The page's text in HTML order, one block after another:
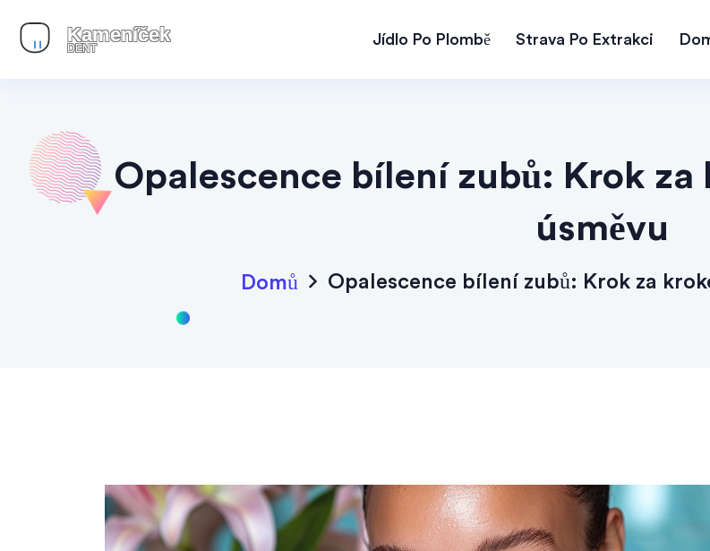
Jídlo Po Plombě Strava Po Extrakci
Opalescence bílení zubů: Krok
úsměvu
Domů Opalescence bílení zubů: Krok za